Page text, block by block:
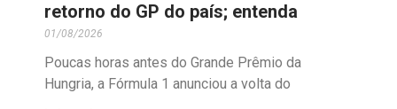
retorno do GP do país; entenda
01/08/2026
Poucas horas antes do Grande Prêmio da
Hungria, a Fórmula 1 anunciou a volta do